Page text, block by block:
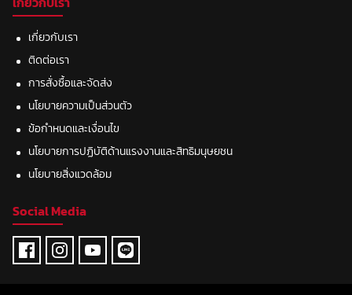
เกี่ยวกับเรา
ติดต่อเรา
การสั่งซื้อและจัดส่ง
นโยบายความเป็นส่วนตัว
ข้อกำหนดและเงื่อนไข
นโยบายการปฏิบัติด้านแรงงานและสิทธิมนุษยชน
นโยบายสิ่งแวดล้อม
Social Media